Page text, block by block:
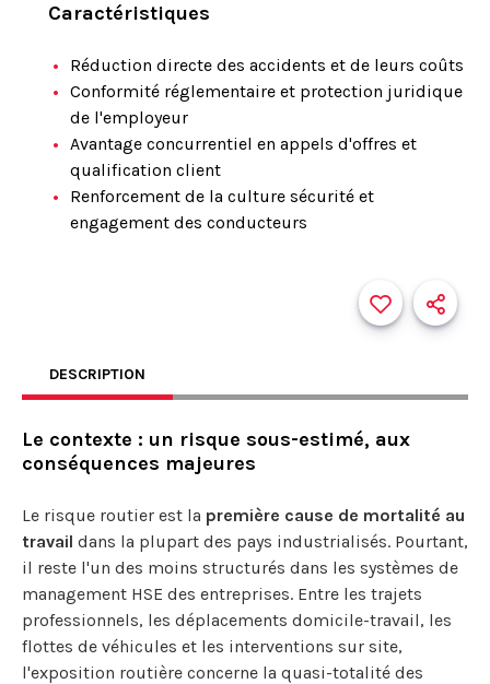
Caractéristiques
Réduction directe des accidents et de leurs coûts
Conformité réglementaire et protection juridique
de l'employeur
Avantage concurrentiel en appels d'offres et
qualification client
Renforcement de la culture sécurité et
engagement des conducteurs
DESCRIPTION
Le contexte : un risque sous-estimé, aux
conséquences majeures
Le risque routier est la première cause de mortalité au
travail dans la plupart des pays industrialisés. Pourtant,
il reste l'un des moins structurés dans les systèmes de
management HSE des entreprises. Entre les trajets
professionnels, les déplacements domicile-travail, les
flottes de véhicules et les interventions sur site,
l'exposition routière concerne la quasi-totalité des